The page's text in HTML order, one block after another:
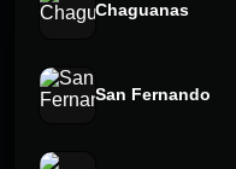
Chaguanas
San Fernando